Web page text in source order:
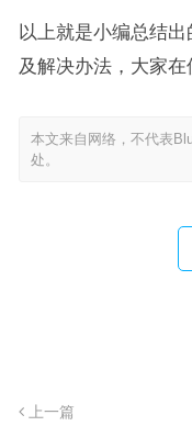
以上就是小编总结
及解决办法，大家在
本文来自网络，不代表
处。
上一篇